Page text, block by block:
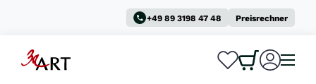
+49 89 3198 47 48 Preisrechner
0